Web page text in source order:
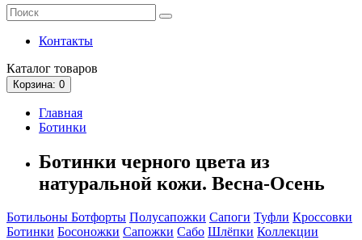
Контакты
Каталог товаров
Корзина: 0
Главная
Ботинки
Ботинки черного цвета из
натуральной кожи. Весна-Осень
Ботильоны Ботфорты Полусапожки Сапоги Туфли Кроссовки
Ботинки Босоножки Сапожки Сабо Шлёпки Коллекции